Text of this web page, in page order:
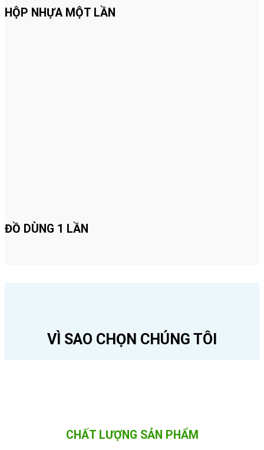
HỘP NHỰA MỘT LẦN
ĐỒ DÙNG 1 LẦN
VÌ SAO CHỌN CHÚNG TÔI
CHẤT LƯỢNG SẢN PHẨM